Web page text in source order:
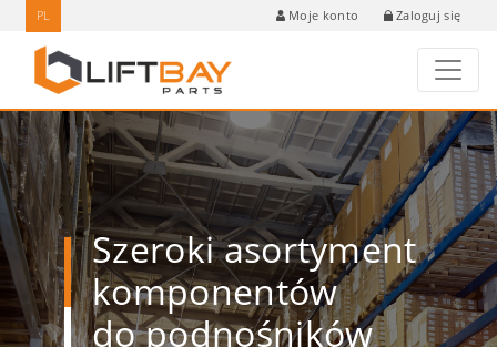
PL Moje konto Zaloguj się
Szeroki asortyment
komponentów
do podnośników